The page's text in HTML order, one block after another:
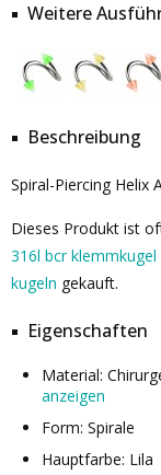
Weitere
Beschreibung
Spiral-Piercing Helix
Dieses Produkt ist
316l bcr klemmkugel
kugeln gekauft.
Eigenschaften
Material:
anzeigen
Form: Spirale
Hauptfarbe: Lila